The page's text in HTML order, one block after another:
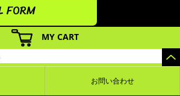
MY CART
FORM
(C) 2005-2026 GMOペパボ株式会社All Rights Reserved.
お問い合わせ